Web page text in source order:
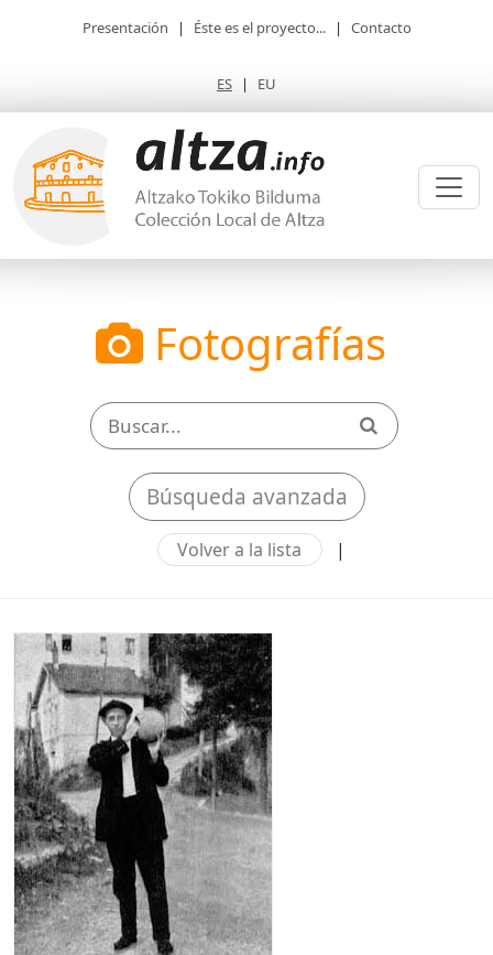
Presentación | Éste es el proyecto... | Contacto
ES | EU
Fotografías
Búsqueda avanzada
Volver a la lista |